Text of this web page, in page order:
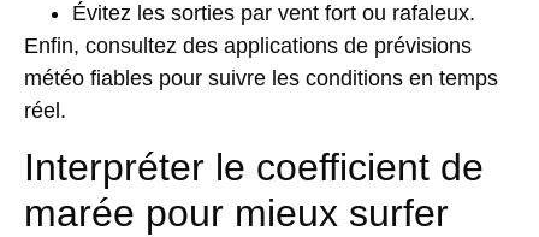
Évitez les sorties par vent fort ou rafaleux.
Enfin, consultez des applications de prévisions
météo fiables pour suivre les conditions en temps
réel.
Interpréter le coefficient de
marée pour mieux surfer